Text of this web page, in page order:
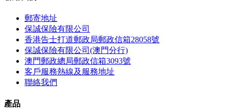
郵寄地址
保誠保險有限公司
香港告士打道郵政局郵政信箱28058號
保誠保險有限公司(澳門分行)
澳門郵政總局郵政信箱3093號
客戶服務熱線及服務地址
聯絡我們
產品